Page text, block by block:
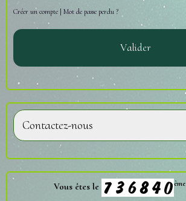
Créer un compte | Mot de passe perdu ?
Valider
Contactez-nous
Vous êtes le ème